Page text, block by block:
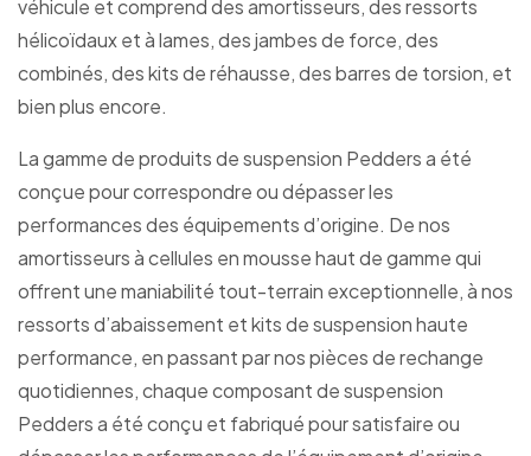
véhicule et comprend des amortisseurs, des ressorts
hélicoïdaux et à lames, des jambes de force, des
combinés, des kits de réhausse, des barres de torsion, et
bien plus encore.
La gamme de produits de suspension Pedders a été
conçue pour correspondre ou dépasser les
performances des équipements d’origine. De nos
amortisseurs à cellules en mousse haut de gamme qui
offrent une maniabilité tout-terrain exceptionnelle, à nos
ressorts d’abaissement et kits de suspension haute
performance, en passant par nos pièces de rechange
quotidiennes, chaque composant de suspension
Pedders a été conçu et fabriqué pour satisfaire ou